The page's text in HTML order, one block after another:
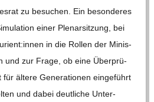
zu besu­chen. Ein beson­de­res
einer Ple­nar­sit­zung, bei
in die Rol­len der Minis­
und zur Frage, ob eine Über­prü­
ältere Gene­ra­tio­nen ein­ge­führt
und dabei deut­li­che Unter­